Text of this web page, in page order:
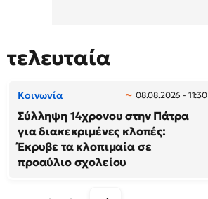
τελευταία
Κοινωνία 08.08.2026 - 11:30
Σύλληψη 14χρονου στην Πάτρα
για διακεκριμένες κλοπές:
Έκρυβε τα κλοπιμαία σε
προαύλιο σχολείου